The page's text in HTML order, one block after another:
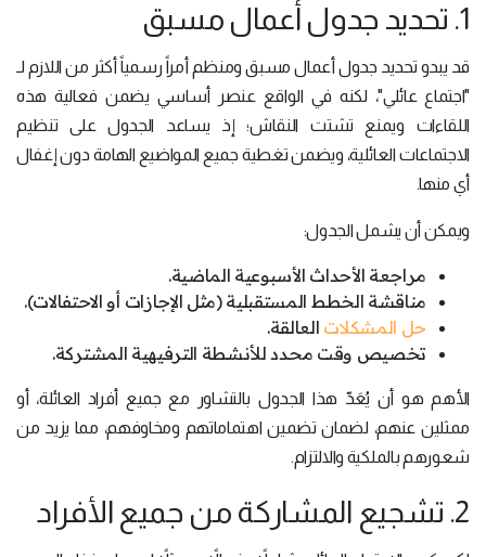
1. تحديد جدول أعمال مسبق
قد يبدو تحديد جدول أعمال مسبق ومنظم أمراً رسمياً أكثر من اللازم لـ
"اجتماع عائلي"، لكنه في الواقع عنصر أساسي يضمن فعالية هذه
اللقاءات ويمنع تشتت النقاش؛ إذ يساعد الجدول على تنظيم
الاجتماعات العائلية، ويضمن تغطية جميع المواضيع الهامة دون إغفال
أي منها.
ويمكن أن يشمل الجدول:
مراجعة الأحداث الأسبوعية الماضية.
مناقشة الخطط المستقبلية (مثل الإجازات أو الاحتفالات).
حل المشكلات العالقة.
تخصيص وقت محدد للأنشطة الترفيهية المشتركة.
الأهم هو أن يُعَدّ هذا الجدول بالتشاور مع جميع أفراد العائلة، أو
ممثلين عنهم، لضمان تضمين اهتماماتهم ومخاوفهم، مما يزيد من
شعورهم بالملكية والالتزام.
2. تشجيع المشاركة من جميع الأفراد